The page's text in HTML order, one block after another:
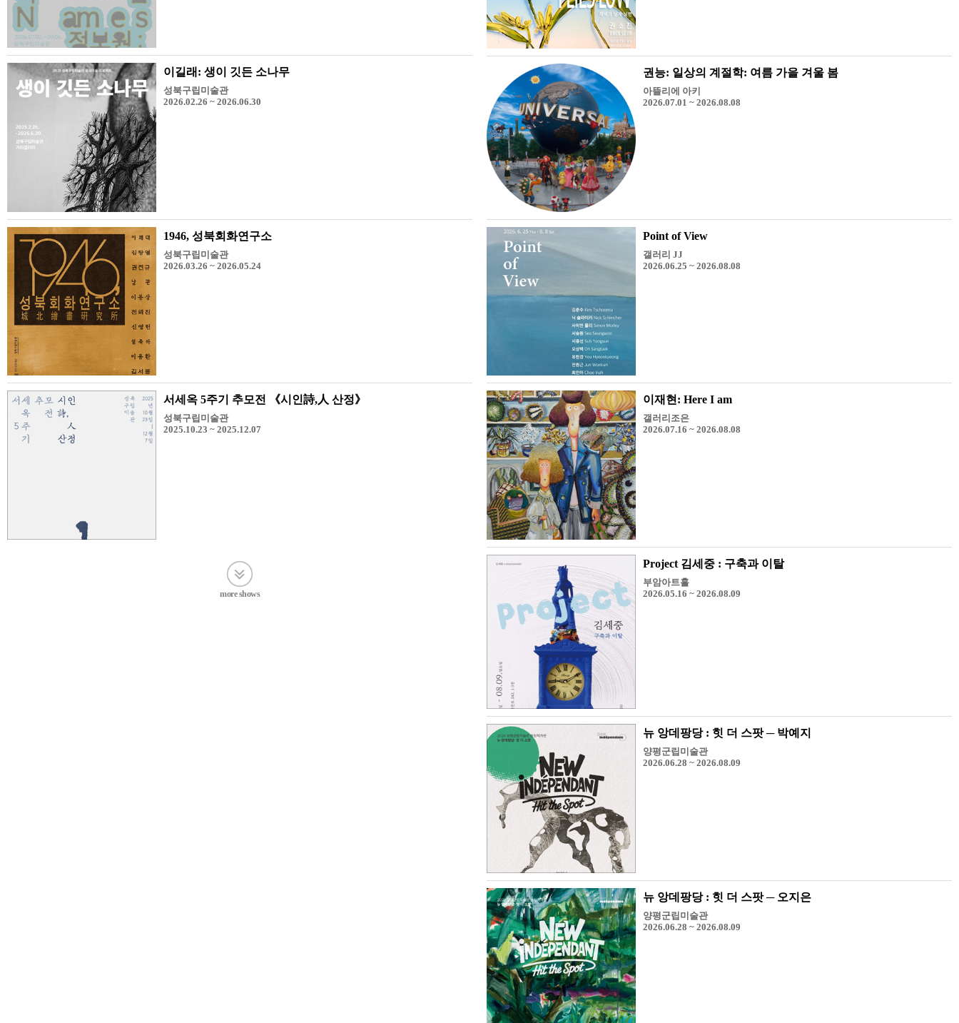
이길래: 생이 깃든 소나무
성북구립미술관
2026.02.26 ~ 2026.06.30
1946, 성북회화연구소
성북구립미술관
2026.03.26 ~ 2026.05.24
서세옥 5주기 추모전 《시인詩,人 산정》
성북구립미술관
2025.10.23 ~ 2025.12.07
more shows
권능: 일상의 계절학: 여름 가을 겨울 봄
아뜰리에 아키
2026.07.01 ~ 2026.08.08
Point of View
갤러리 JJ
2026.06.25 ~ 2026.08.08
이재현: Here I am
갤러리조은
2026.07.16 ~ 2026.08.08
Project 김세중 : 구축과 이탈
부암아트홀
2026.05.16 ~ 2026.08.09
뉴 앙데팡당 : 힛 더 스팟 ─ 박예지
양평군립미술관
2026.06.28 ~ 2026.08.09
뉴 앙데팡당 : 힛 더 스팟 ─ 오지은
양평군립미술관
2026.06.28 ~ 2026.08.09